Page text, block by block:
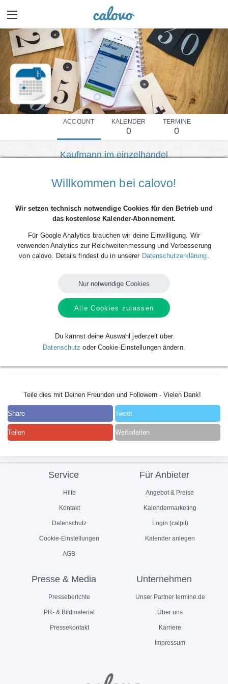
ACCOUNT KALENDER
0
TERMINE
0
Kaufmann im einzelhandel
Hey stolzer rot weiß Erfurt nerd für mehr Infos nur über meine Person
Teile dies mit Deinen Freunden und Followern - Vielen Dank!
Share Tweet
Teilen Weiterleiten
Service
Hilfe
Kontakt
Datenschutz
Cookie-Einstellungen
AGB
Für Anbieter
Angebot & Preise
Kalendermarketing
Login (calpit)
Kalender anlegen
Presse & Media
Presseberichte
PR- & Bildmaterial
Pressekontakt
Unternehmen
Unser Partner termine.de
Über uns
Karriere
Impressum
Willkommen bei calovo!
Wir setzen technisch notwendige Cookies für den Betrieb und
das kostenlose Kalender-Abonnement.
Für Google Analytics brauchen wir deine Einwilligung. Wir
verwenden Analytics zur Reichweitenmessung und Verbesserung
von calovo. Details findest du in unserer Datenschutzerklärung
Nur notwendige Cookies
Alle Cookies zulassen
Du kannst deine Auswahl jederzeit über
Datenschutz oder Cookie-Einstellungen ändern.